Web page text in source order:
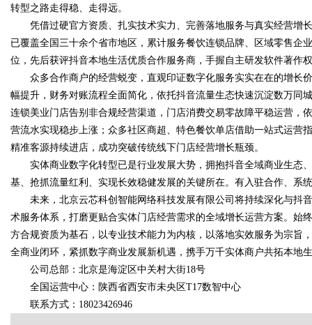
转型之路走得稳、走得远。
凭借过硬官方资质、扎实技术实力、完善落地服务与真实经营增
已覆盖全国三十余个省市地区，累计服务餐饮连锁品牌、区域零售企
位，先后获评抖音本地生活优质合作服务商，手握自主研发软件著作
众多合作商户的经营蜕变，直观印证数字化服务实实在在的增长
幅提升，财务对账流程全面简化，依托抖音流量生态快速沉淀数万同
连锁美业门店告别非合规经营渠道，门店消费交易零故障平稳运营，
营流水实现稳步上涨；众多社区商超、特色餐饮单店借助一站式运营
精准客源持续进店，成功突破传统线下门店经营增长瓶颈。
实体商业数字化转型已是行业发展大势，拥抱抖音全域商业生态
基、抢抓流量红利、实现长效稳健发展的关键所在。有入驻合作、系
未来，北京云芯科创智能网络科技发展有限公司将持续深化与抖
术服务体系，打磨更贴合实体门店经营需求的全域增长运营方案。始
方合规资质为基石，以专业技术能力为内核，以落地实效服务为宗旨
全商业闭环，紧抓数字商业发展新机遇，携手万千实体商户共拓本地
公司总部：北京是海淀区中关村大街18号
全国运营中心：陕西省西安市未央区T17数智中心
联系方式：18023426946